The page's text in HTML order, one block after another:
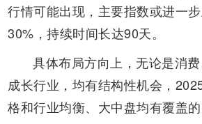
行情可能出现，主要指数或进一
30%，持续时间长达90天。
具体布局方向上，无论是消
成长行业，均有结构性机会，
格和行业均衡、大中盘均有覆盖